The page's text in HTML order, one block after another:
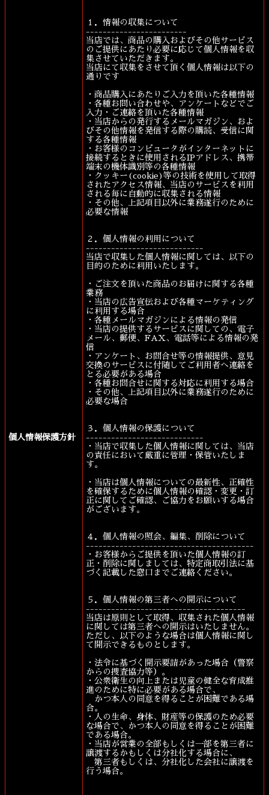
個人情報保護方針
１．情報の収集について
------------------------
当店では、商品の購入およびその他サービス
のご提供にあたり必要に応じて個人情報を収
集させていただきます。
当店にて収集をさせて頂く個人情報は以下の
通りです
・商品購入にあたりご入力を頂いた各種情報
・各種お問い合わせや、アンケートなどでご
入力・ご連絡を頂いた各種情報
・当店からの発行するメールマガジン、およ
びその他情報を発信する際の購読、受信に関
する各種情報
・お客様のコンピュータがインターネットに
接続するときに使用されるIPアドレス、携帯
端末の機体識別等の各種情報
・クッキー(cookie)等の技術を使用して取得
されたアクセス情報、当店のサービスを利用
される毎に自動的に収集される情報
・その他、上記項目以外に業務遂行のために
必要な情報
２．個人情報の利用について
----------------------------
当店で収集した個人情報に関しては、以下の
目的のために利用いたします。
・ご注文を頂いた商品のお届けに関する各種
業務
・当店の広告宣伝および各種マーケティング
に利用する場合
・各種メールマガジンによる情報の発信
・当店の提供するサービスに関しての、電子
メール、郵便、FAX、電話等による情報の発
信
・アンケート、お問合せ等の情報提供、意見
交換のサービスに付随してご利用者へ連絡を
とる必要がある場合
・各種お問合せに関する対応に利用する場合
・その他、上記項目以外に業務遂行のために
必要な場合
３．個人情報の保護について
----------------------------
・当店で収集した個人情報に関しては、当店
の責任において厳重に管理・保管いたしま
す。
・当店は個人情報についての最新性、正確性
を確保するために個人情報の確認・変更・訂
正に関してご確認、ご協力をお願いする場合
がございます。
４．個人情報の照会、編集、削除について
----------------------------------------
・お客様からご提供を頂いた個人情報の訂
正・削除に関しましては、特定商取引法に基
づく記載した窓口までご連絡ください。
５．個人情報の第三者への開示について
--------------------------------------
当店は原則として取得、収集された個人情報
に関しては第三者への開示はいたしません。
ただし、以下のような場合は個人情報に関し
て開示できるものとします。
・法令に基づく開示要請があった場合（警察
からの捜査協力等）。
・公衆衛生の向上または児童の健全な育成推
進のために特に必要がある場合で、
かつ本人の同意を得ることが困難である場
合。
・人の生命、身体、財産等の保護のため必要
な場合で、かつ本人の同意を得ることが困難
である場合。
・当店が営業の全部もしくは一部を第三者に
譲渡するかもしくは分社化する場合に、
第三者もしくは、分社化した会社に譲渡を
行う場合。